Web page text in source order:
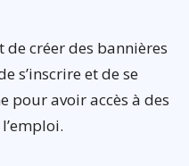
de créer des bannières
s’inscrire et de se
pour avoir accès à des